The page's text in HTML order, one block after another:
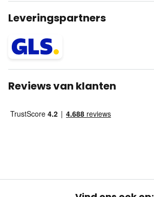
Leveringspartners
Reviews van klanten